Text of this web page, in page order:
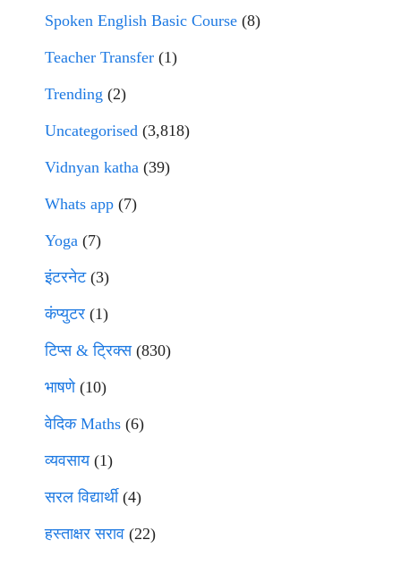
Spoken English Basic Course (8)
Teacher Transfer (1)
Trending (2)
Uncategorised (3,818)
Vidnyan katha (39)
Whats app (7)
Yoga (7)
इंटरनेट(3)
कंप्युटर (1)
टिप्स & ट्रिक्स(830)
भाषणे(10)
वेदिक Maths (6)
व्यवसाय(1)
सरल विद्यार्थी(4)
हस्ताक्षर सराव (22)